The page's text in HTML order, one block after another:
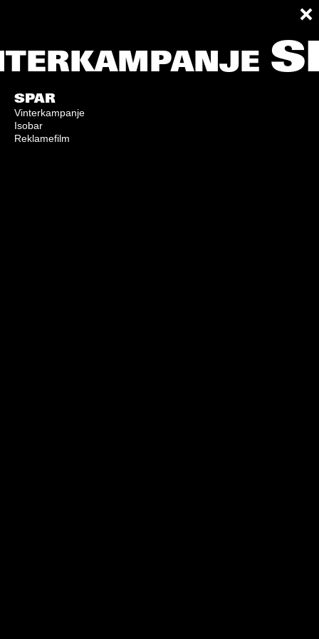
SPAR
Vinterkampanje
Isobar
Reklamefilm